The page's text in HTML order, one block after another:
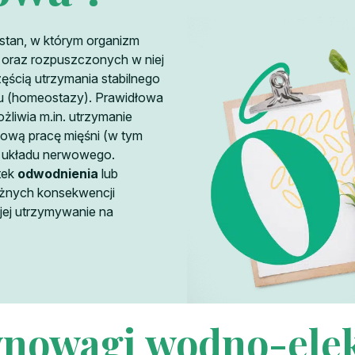
w którym organizm
rozpuszczonych w niej
utrzymania stabilnego
Prawidłowa
m.in. utrzymanie
pracę mięśni (w tym
nerwowego.
odwodnienia lub
konsekwencji
utrzymywanie na
wodno-